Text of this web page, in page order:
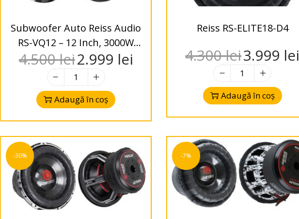
Subwoofer Auto Reiss Audio
RS-VQ12 – 12 Inch, 3000W
RMS, DVC 1 Ohm / 2 Ohm
4.500lei2.999 lei
Adaugă în coș
Reiss RS-ELITE18-D4
4.300lei3.999 lei
Adaugă în coș
-30% -7%